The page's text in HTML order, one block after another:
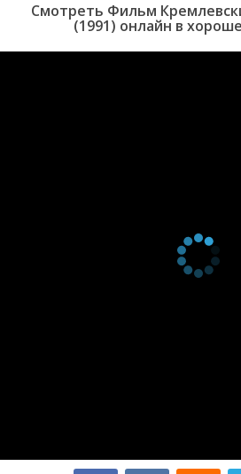
Смотреть Фильм
(1991) онлайн в